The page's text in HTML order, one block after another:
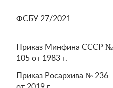
ФСБУ 27/2021
Приказ Минфина СССР №
105 от 1983 г.
Приказ Росархива № 236